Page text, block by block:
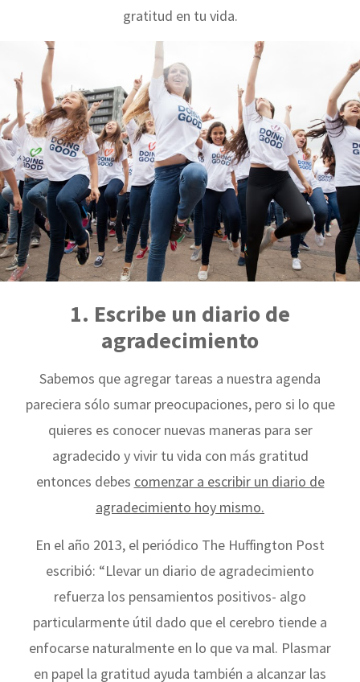
gratitud en tu vida.
1. Escribe un diario de
agradecimiento
Sabemos que agregar tareas a nuestra agenda
pareciera sólo sumar preocupaciones, pero si lo que
quieres es conocer nuevas maneras para ser
agradecido y vivir tu vida con más gratitud
entonces debes comenzar a escribir un diario de
agradecimiento hoy mismo.
En el año 2013, el periódico The Huffington Post
escribió: “Llevar un diario de agradecimiento
refuerza los pensamientos positivos- algo
particularmente útil dado que el cerebro tiende a
enfocarse naturalmente en lo que va mal. Plasmar
en papel la gratitud ayuda también a alcanzar las